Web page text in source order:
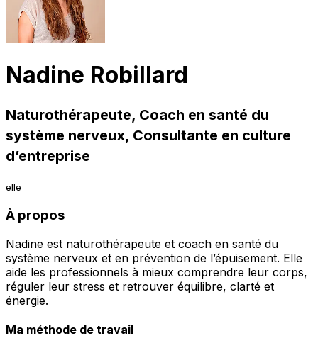
Nadine Robillard
Naturothérapeute, Coach en santé du
système nerveux, Consultante en culture
d’entreprise
elle
À propos
Nadine est naturothérapeute et coach en santé du
système nerveux et en prévention de l’épuisement. Elle
aide les professionnels à mieux comprendre leur corps,
réguler leur stress et retrouver équilibre, clarté et
énergie.
Ma méthode de travail